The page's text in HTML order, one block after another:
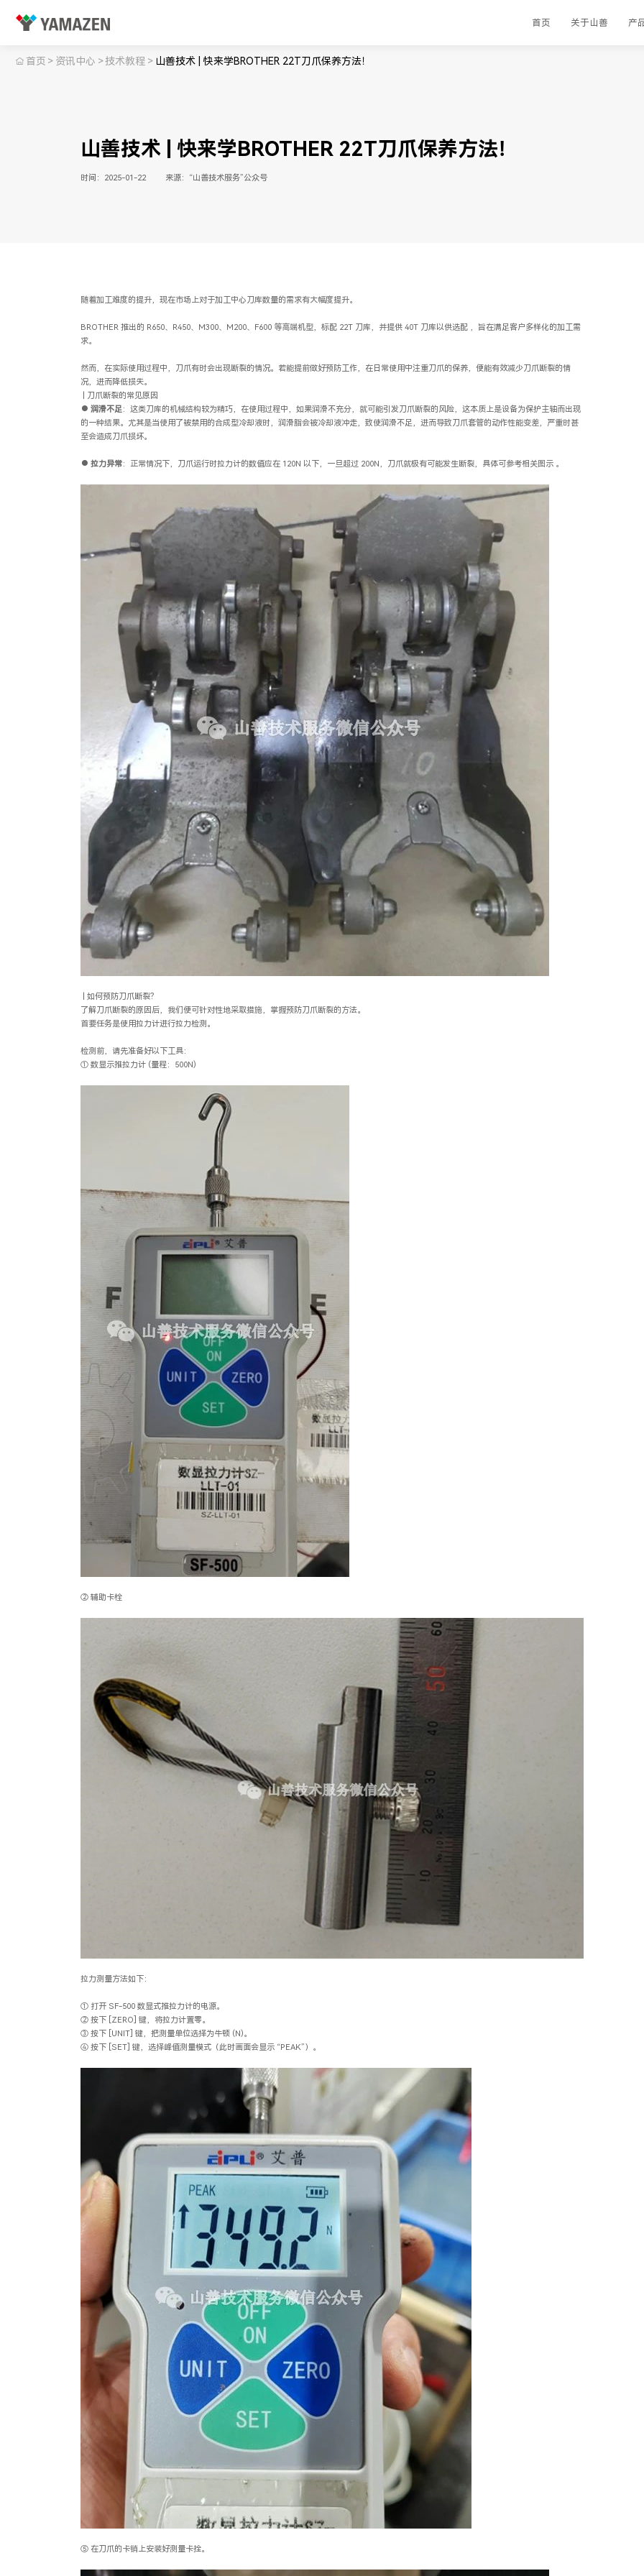
首页 关于山善 产
首页 > 资讯中心 >技术教程 > 山善技术 | 快来学BROTHER 22T刀爪保养方法！
山善技术 | 快来学BROTHER 22T刀爪保养方法！
时间：2025-01-22 来源：“山善技术服务”公众号
随着加工难度的提升，现在市场上对于加工中心刀库数量的需求有大幅度提升。
BROTHER 推出的 R650、R450、M300、M200、F600 等高端机型，标配 22T 刀库，并提供 40T 刀库以供选配 ，旨在满足客户多样化的加工需
求。
然而，在实际使用过程中，刀爪有时会出现断裂的情况。若能提前做好预防工作，在日常使用中注重刀爪的保养，便能有效减少刀爪断裂的情
况，进而降低损失。
| 刀爪断裂的常见原因
● 润滑不足：这类刀库的机械结构较为精巧，在使用过程中，如果润滑不充分，就可能引发刀爪断裂的风险，这本质上是设备为保护主轴而出现
的一种结果。尤其是当使用了被禁用的合成型冷却液时，润滑脂会被冷却液冲走，致使润滑不足，进而导致刀爪套管的动作性能变差，严重时甚
至会造成刀爪损坏。
● 拉力异常：正常情况下，刀爪运行时拉力计的数值应在 120N 以下，一旦超过 200N，刀爪就极有可能发生断裂，具体可参考相关图示 。
| 如何预防刀爪断裂？
了解刀爪断裂的原因后，我们便可针对性地采取措施，掌握预防刀爪断裂的方法。
首要任务是使用拉力计进行拉力检测。
检测前，请先准备好以下工具：
① 数显示推拉力计 (量程：500N)
② 辅助卡栓
拉力测量方法如下：
① 打开 SF-500 数显式推拉力计的电源。
② 按下 [ZERO] 键，将拉力计置零。
③ 按下 [UNIT] 键，把测量单位选择为牛顿 (N)。
④ 按下 [SET] 键，选择峰值测量模式（此时画面会显示 “PEAK”）。
⑤ 在刀爪的卡销上安装好测量卡拴。